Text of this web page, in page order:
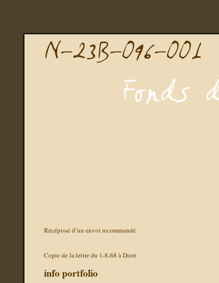
Récépissé d’un envoi recommandé
Copie de la lettre du 1-8-68 à Diori
info portfolio